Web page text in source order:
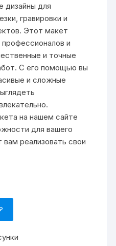
дизайны для
гравировки и
Этот макет
и
и точные
С его помощью вы
и сложные
на нашем сайте
для вашего
вам реализовать свои